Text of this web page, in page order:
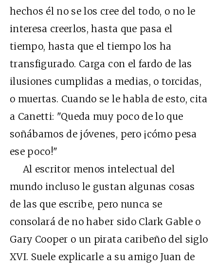
hechos él no se los cree del todo, o no le
interesa creerlos, hasta que pasa el
tiempo, hasta que el tiempo los ha
transfigurado. Carga con el fardo de las
ilusiones cumplidas a medias, o torcidas,
o muertas. Cuando se le habla de esto, cita
a Canetti: "Queda muy poco de lo que
soñábamos de jóvenes, pero ¡cómo pesa
ese poco!"
Al escritor menos intelectual del
mundo incluso le gustan algunas cosas
de las que escribe, pero nunca se
consolará de no haber sido Clark Gable o
Gary Cooper o un pirata caribeño del siglo
XVI. Suele explicarle a su amigo Juan de